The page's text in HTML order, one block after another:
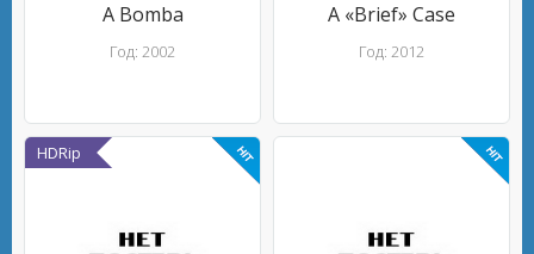
A Bomba
Год: 2002
A «Brief» Case
Год: 2012
HDRip